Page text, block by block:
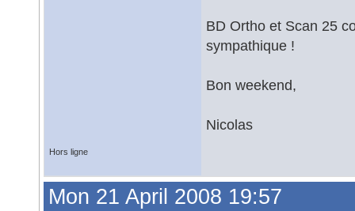
BD Ortho et Scan 25
sympathique !
Bon weekend,
Nicolas
Hors ligne
Mon 21 April 2008 19:57